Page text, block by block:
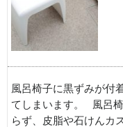
風呂椅子に黒ずみが付
てしまいます。 風呂
らず、皮脂や石けんカ